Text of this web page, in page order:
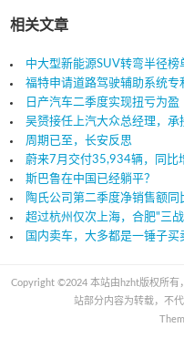
相关文章
中大型新能源SUV转弯半径榜
福特申请道路驾驶辅助系统专
日产汽车二季度实现扭亏为盈
吴赟接任上汽大众总经理，承
周期已至，长安反思
蔚来7月交付35,934辆，同比
斯巴鲁在中国已经躺平？
陶氏公司第二季度净销售额同
超过杭州仅次上海，合肥"三
国内卖车，大多都是一锤子买
Copyright ©2024 本站由hzht版权所有
站部分内容为转载，不